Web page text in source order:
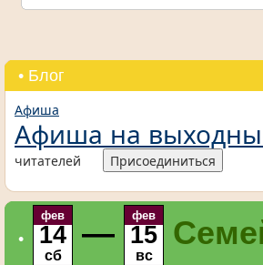
• Блог
Афиша
Афиша на
читателей
Присоединиться
•
фев
14
сб
— фев
15
вс